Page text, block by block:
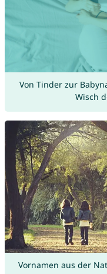
Von Tinder zur
Wisch
Vornamen aus der